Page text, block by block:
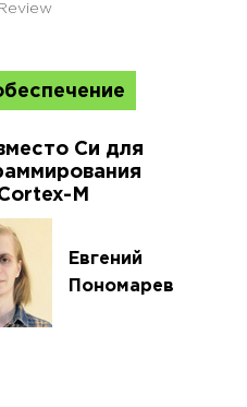
Си для
M
Евгений
Пономарев